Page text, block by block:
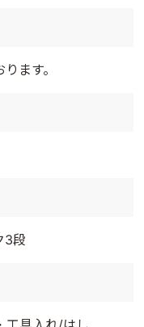
ます。
3段